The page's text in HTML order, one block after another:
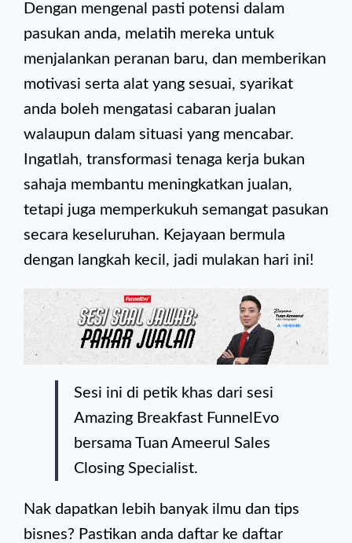
Dengan mengenal pasti potensi dalam
pasukan anda, melatih mereka untuk
menjalankan peranan baru, dan memberikan
motivasi serta alat yang sesuai, syarikat
anda boleh mengatasi cabaran jualan
walaupun dalam situasi yang mencabar.
Ingatlah, transformasi tenaga kerja bukan
sahaja membantu meningkatkan jualan,
tetapi juga memperkukuh semangat pasukan
secara keseluruhan. Kejayaan bermula
dengan langkah kecil, jadi mulakan hari ini!
Sesi ini di petik khas dari sesi
Amazing Breakfast FunnelEvo
bersama Tuan Ameerul Sales
Closing Specialist.
Nak dapatkan lebih banyak ilmu dan tips
bisnes? Pastikan anda daftar ke daftar